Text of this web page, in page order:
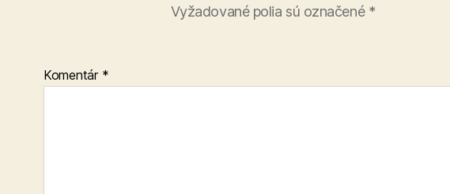
Vyžadované polia sú označené *
Komentár *